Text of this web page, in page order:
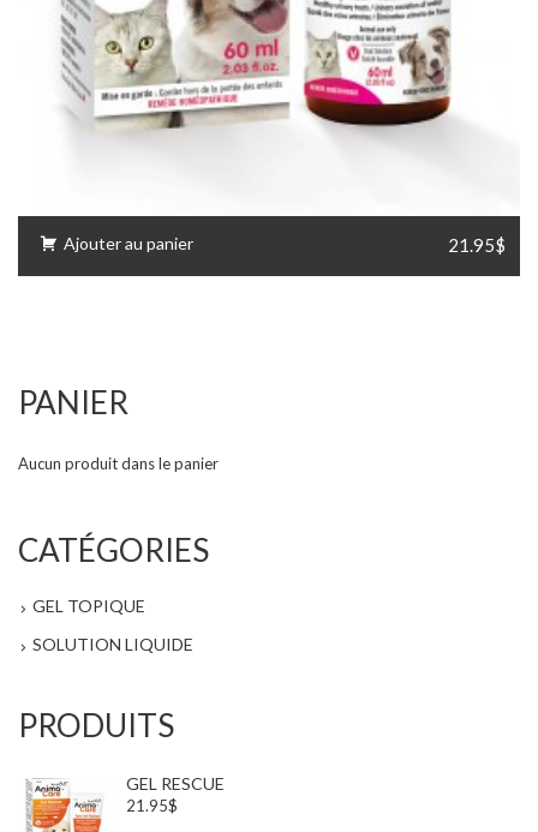
Ajouter au panier 21.95$
PANIER
Aucun produit dans le panier
CATÉGORIES
GEL TOPIQUE
SOLUTION LIQUIDE
PRODUITS
GEL RESCUE
21.95$